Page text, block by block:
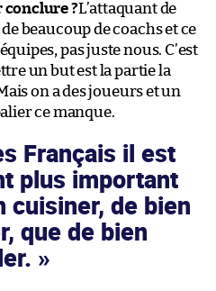
conclure ?L’attaquant de
beaucoup de coachs et ce
pas juste nous. C’est
un but est la partie la
on a des joueurs et un
ce manque.
Français il est
plus important
cuisiner, de bien
que de bien